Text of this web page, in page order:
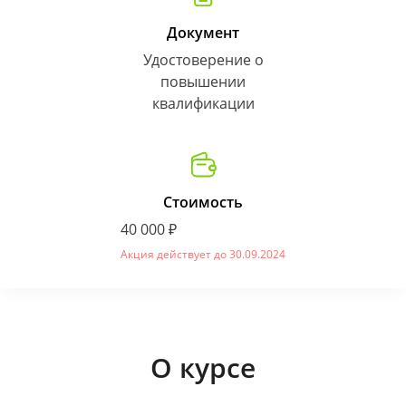
Документ
Удостоверение о
повышении
квалификации
Стоимость
40 000 ₽
Акция действует до 30.09.2024
О курсе